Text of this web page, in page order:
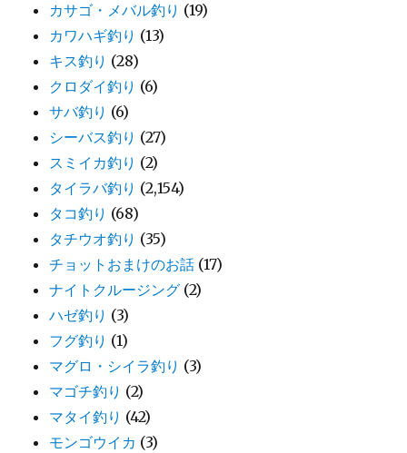
カサゴ・メバル釣り (19)
カワハギ釣り (13)
キス釣り (28)
クロダイ釣り (6)
サバ釣り (6)
シーバス釣り (27)
スミイカ釣り (2)
タイラバ釣り (2,154)
タコ釣り (68)
タチウオ釣り (35)
チョットおまけのお話 (17)
ナイトクルージング (2)
ハゼ釣り (3)
フグ釣り (1)
マグロ・シイラ釣り (3)
マゴチ釣り (2)
マタイ釣り (42)
モンゴウイカ (3)